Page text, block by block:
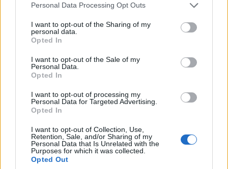
Personal Data Processing Opt Outs
I want to opt-out of the Sharing of my
personal data.
Opted In
I want to opt-out of the Sale of my
Personal Data.
Opted In
I want to opt-out of processing my
Personal Data for Targeted Advertising.
Opted In
I want to opt-out of Collection, Use,
Retention, Sale, and/or Sharing of my
Personal Data that Is Unrelated with the
Purposes for which it was collected.
Opted Out
per assegnare automaticamente un
Oscar, ma questo capolavoro la
statuetta se l'è aggiudicata per meriti
propri. La storia è quella dell'impiegato
di un ufficio che lascia la propria casa a
le loro scappatelle. Inevitabilmente si
capo.
Per favore, non toccate le vecchiette